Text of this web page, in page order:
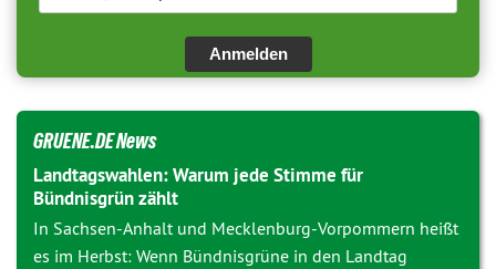
Anmelden
GRUENE.DE News
Landtagswahlen: Warum jede Stimme für
Bündnisgrün zählt
In Sachsen-Anhalt und Mecklenburg-Vorpommern heißt
es im Herbst: Wenn Bündnisgrüne in den Landtag